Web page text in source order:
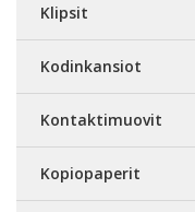
Klipsit
Kodinkansiot
Kontaktimuovit
Kopiopaperit